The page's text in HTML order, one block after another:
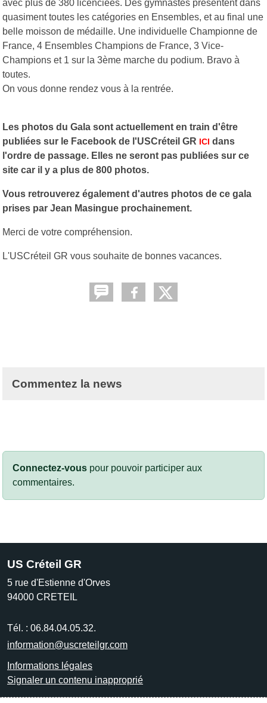
avec plus de 380 licenciées. Des gymnastes présentent dans
quasiment toutes les catégories en Ensembles, et au final une
belle moisson de médaille. Une individuelle Championne de
France, 4 Ensembles Champions de France, 3 Vice-
Champions et 1 sur la 3ème marche du podium. Bravo à
toutes.
On vous donne rendez vous à la rentrée.
Les photos du Gala sont actuellement en train d'être
publiées sur le Facebook de l'USCréteil GR ICI dans
l'ordre de passage. Elles ne seront pas publiées sur ce
site car il y a plus de 800 photos.
Vous retrouverez également d'autres photos de ce gala
prises par Jean Masingue prochainement.
Merci de votre compréhension.
L'USCréteil GR vous souhaite de bonnes vacances.
Commentez la news
Connectez-vous pour pouvoir participer aux
commentaires.
US Créteil GR
5 rue d'Estienne d'Orves
94000 CRETEIL
Tél. : 06.84.04.05.32.
information@uscreteilgr.com
Informations légales
Signaler un contenu inapproprié